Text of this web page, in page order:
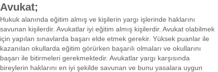
Avukat;
Hukuk alanında eğitim almış ve kişilerin yargı işlerinde haklarını
savunan kişilerdir. Avukatlar iyi eğitim almış kişilerdir. Avukat olabilmek
için yapılan sınavlarda başarı elde etmek gerekir. Yüksek puanlar ile
kazanılan okullarda eğitim görürken başarılı olmaları ve okullarını
başarı ile bitirmeleri gerekmektedir. Avukatlar yargı karşısında
bireylerin haklarını en iyi şekilde savunan ve bunu yasalara uygun